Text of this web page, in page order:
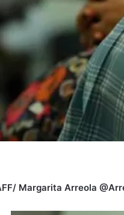
Margarita Arreola